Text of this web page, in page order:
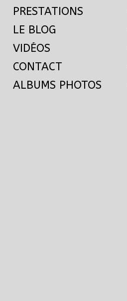
PRESTATIONS
LE BLOG
VIDÉOS
CONTACT
ALBUMS PHOTOS